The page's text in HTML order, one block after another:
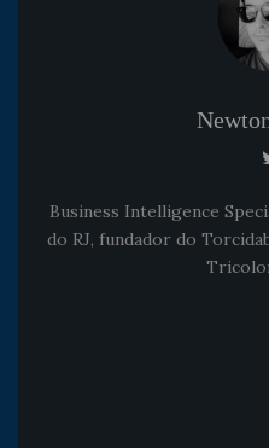
Business Intelligence
do RJ, fundador do